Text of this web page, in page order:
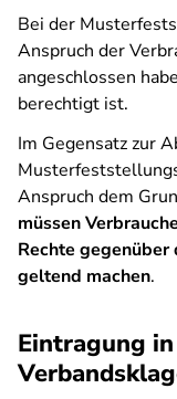
Bei der
Anspruch der
angeschlossen
berechtigt ist.
Im Gegensatz zur
Anspruch dem
müssen
Rechte
geltend machen.
Eintragung